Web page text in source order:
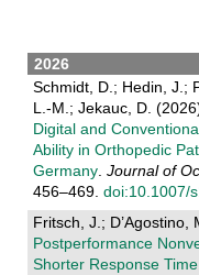
2026
Schmidt, D.; Hedin, J.;
L.-M.; Jekauc, D.
Digital and
Ability in Orthopedic
Germany. Journal of
456–469. doi:10.1007/
Fritsch, J.; D’Agostino,
Postperformance
Shorter Response